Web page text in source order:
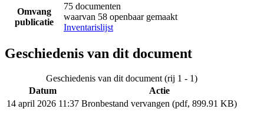
Omvang
publicatie
75 documenten
waarvan 58 openbaar gemaakt
Inventarislijst
Geschiedenis van dit document
Geschiedenis van dit document (rij 1 - 1)
Datum
Actie
14 april 2026 11:37 Bronbestand vervangen (pdf, 899.91 KB)